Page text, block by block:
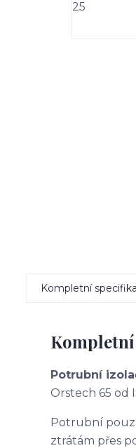
Kompletní
Potrubní
Orstech 65 od
Potrubní
ztrátám přes